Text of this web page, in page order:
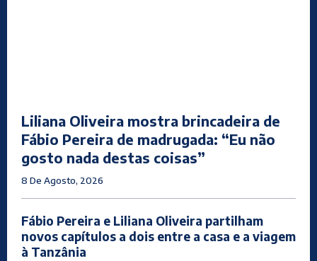
Liliana Oliveira mostra brincadeira de
Fábio Pereira de madrugada: “Eu não
gosto nada destas coisas”
8 De Agosto, 2026
Fábio Pereira e Liliana Oliveira partilham
novos capítulos a dois entre a casa e a viagem
à Tanzânia